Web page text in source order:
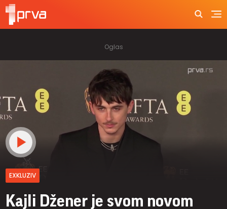
EXKLUZIV
Kajli Džener je svom novom